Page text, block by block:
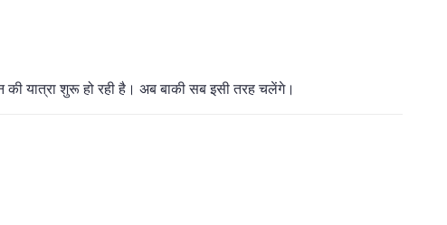
यात्रा शुरू हो रही है। अब बाकी सब इसी तरह चलेंगे।